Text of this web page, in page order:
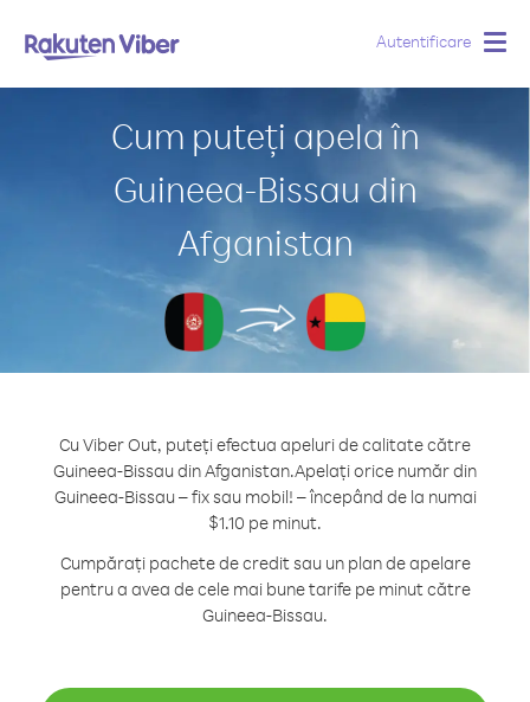
Autentificare
Cum puteți apela în
Guineea-Bissau din
Afganistan
Cu Viber Out, puteți efectua apeluri de calitate către
Guineea-Bissau din Afganistan.Apelați orice număr din
Guineea-Bissau – fix sau mobil! – începând de la numai
$1.10 pe minut.
Cumpărați pachete de credit sau un plan de apelare
pentru a avea de cele mai bune tarife pe minut către
Guineea-Bissau.